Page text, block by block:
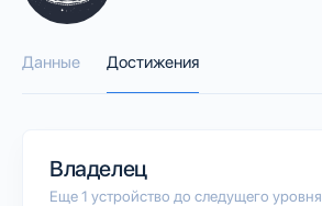
Данные Достижения
Владелец
Еще 1 устройство до следущего уровня